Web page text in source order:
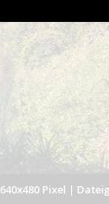
Pixel |